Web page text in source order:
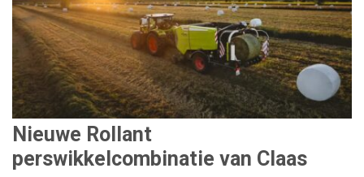
Nieuwe Rollant
perswikkelcombinatie van Claas